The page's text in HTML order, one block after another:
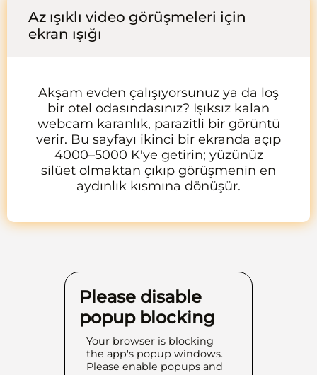
Az ışıklı video görüşmeleri için
ekran ışığı
Akşam evden çalışıyorsunuz ya da loş
bir otel odasındasınız? Işıksız kalan
webcam karanlık, parazitli bir görüntü
verir. Bu sayfayı ikinci bir ekranda açıp
4000–5000 K'ye getirin; yüzünüz
silüet olmaktan çıkıp görüşmenin en
aydınlık kısmına dönüşür.
Please disable
popup blocking
Your browser is blocking
the app's popup windows.
Please enable popups and